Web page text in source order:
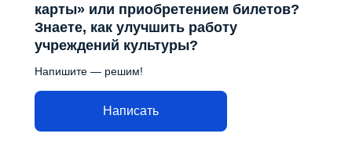
карты» или приобретением билетов?
Знаете, как улучшить работу
учреждений культуры?
Напишите — решим!
Написать